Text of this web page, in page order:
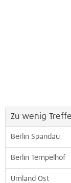
Zu wenig
Berlin Spandau
Berlin Tempelhof
Umland Ost